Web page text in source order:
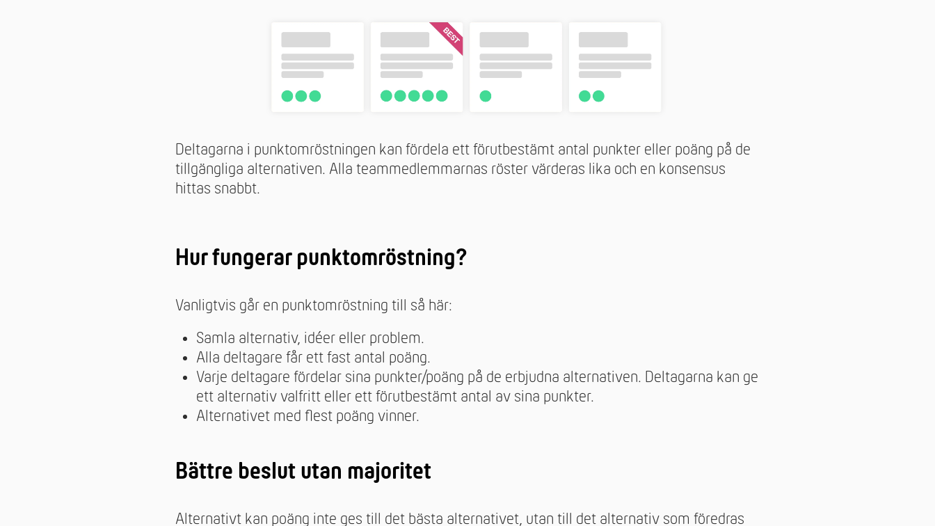
Deltagarna i punktomröstningen kan fördela ett förutbestämt antal punkter eller poäng på de
tillgängliga alternativen. Alla teammedlemmarnas röster värderas lika och en konsensus
hittas snabbt.
Hur fungerar punktomröstning?
Vanligtvis går en punktomröstning till så här:
Samla alternativ, idéer eller problem.
Alla deltagare får ett fast antal poäng.
Varje deltagare fördelar sina punkter/poäng på de erbjudna alternativen. Deltagarna kan ge
ett alternativ valfritt eller ett förutbestämt antal av sina punkter.
Alternativet med flest poäng vinner.
Bättre beslut utan majoritet
Alternativt kan poäng inte ges till det bästa alternativet, utan till det alternativ som föredras